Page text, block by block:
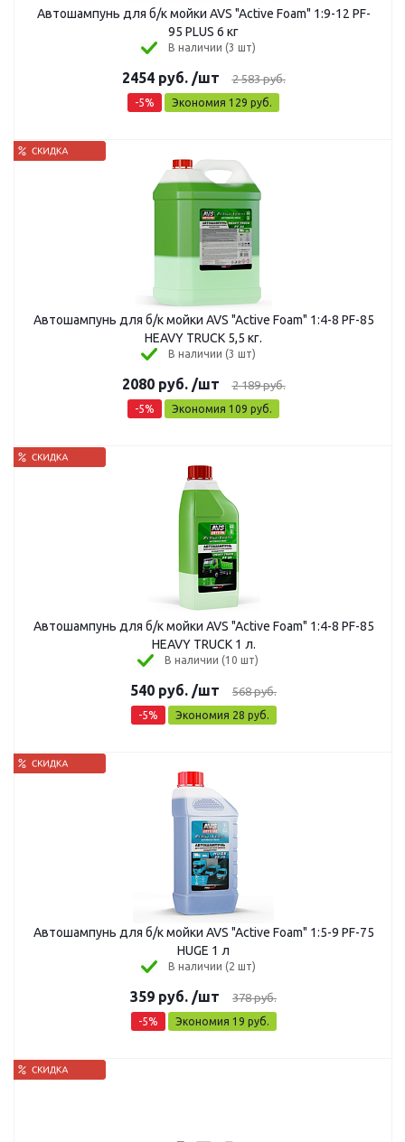
Автошампунь для б/к мойки AVS "Active Foam" 1:9-12 PF-
95 PLUS 6 кг
В наличии (3 шт)
2454руб. /шт 2 583руб.
-5% Экономия 129 руб.
Автошампунь для б/к мойки AVS "Active Foam" 1:4-8 PF-85
HEAVY TRUCK 5,5 кг.
В наличии (3 шт)
2080руб. /шт 2 189руб.
-5% Экономия 109 руб.
Автошампунь для б/к мойки AVS "Active Foam" 1:4-8 PF-85
HEAVY TRUCK 1 л.
В наличии (10 шт)
540 руб. /шт 568руб.
-5% Экономия 28 руб.
Автошампунь для б/к мойки AVS "Active Foam" 1:5-9 PF-75
HUGE 1 л
В наличии (2 шт)
359 руб. /шт 378руб.
-5% Экономия 19 руб.